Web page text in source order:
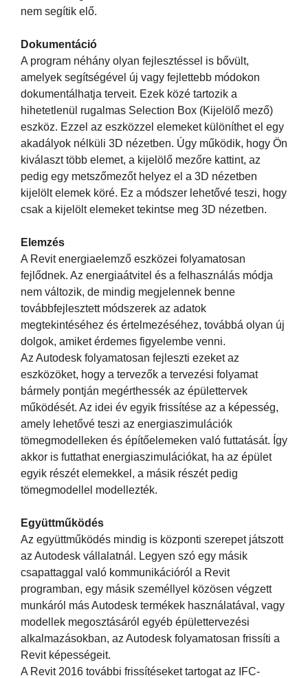
nem segítik elő.
Dokumentáció
A program néhány olyan fejlesztéssel is bővült,
amelyek segítségével új vagy fejlettebb módokon
dokumentálhatja terveit. Ezek közé tartozik a
hihetetlenül rugalmas Selection Box (Kijelölő mező)
eszköz. Ezzel az eszközzel elemeket különíthet el egy
akadályok nélküli 3D nézetben. Úgy működik, hogy Ön
kiválaszt több elemet, a kijelölő mezőre kattint, az
pedig egy metszőmezőt helyez el a 3D nézetben
kijelölt elemek köré. Ez a módszer lehetővé teszi, hogy
csak a kijelölt elemeket tekintse meg 3D nézetben.
Elemzés
A Revit energiaelemző eszközei folyamatosan
fejlődnek. Az energiaátvitel és a felhasználás módja
nem változik, de mindig megjelennek benne
továbbfejlesztett módszerek az adatok
megtekintéséhez és értelmezéséhez, továbbá olyan új
dolgok, amiket érdemes figyelembe venni.
Az Autodesk folyamatosan fejleszti ezeket az
eszközöket, hogy a tervezők a tervezési folyamat
bármely pontján megérthessék az épülettervek
működését. Az idei év egyik frissítése az a képesség,
amely lehetővé teszi az energiaszimulációk
tömegmodelleken és építőelemeken való futtatását. Így
akkor is futtathat energiaszimulációkat, ha az épület
egyik részét elemekkel, a másik részét pedig
tömegmodellel modellezték.
Együttműködés
Az együttműködés mindig is központi szerepet játszott
az Autodesk vállalatnál. Legyen szó egy másik
csapattaggal való kommunikációról a Revit
programban, egy másik személlyel közösen végzett
munkáról más Autodesk termékek használatával, vagy
modellek megosztásáról egyéb épülettervezési
alkalmazásokban, az Autodesk folyamatosan frissíti a
Revit képességeit.
A Revit 2016 további frissítéseket tartogat az IFC-